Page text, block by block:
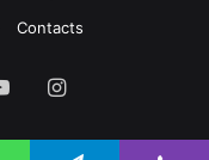
Contacts
YouTubeInstagram